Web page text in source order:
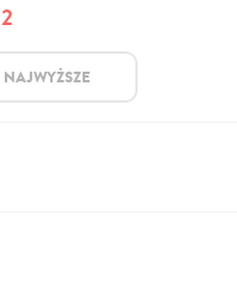
2
NAJWYŻSZE